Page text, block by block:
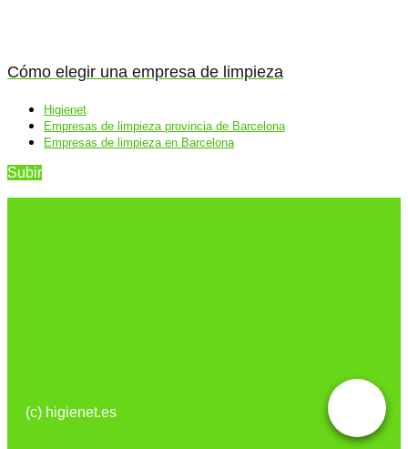
Cómo elegir una empresa de limpieza
Higienet
Empresas de limpieza provincia de Barcelona
Empresas de limpieza en Barcelona
Subir
(c) higienet.es